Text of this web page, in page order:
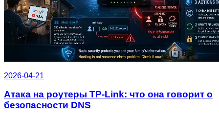
2026-04-21
Атака на роутеры TP-Link: что она говорит о
безопасности DNS